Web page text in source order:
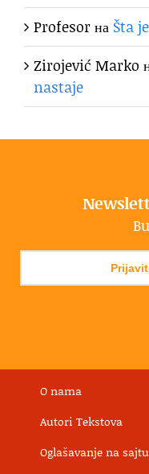
Profesorна Šta
Zirojević Marko
nastaje
O nama
Autori Tekstova
Oglašavanje na sajtu